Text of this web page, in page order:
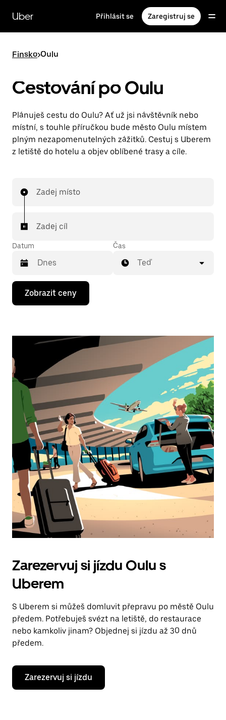
hlavní
obsah
Uber Přihlásit se Zaregistruj se
Finsko>Oulu
Cestování po Oulu
Plánuješ cestu do Oulu? Ať už jsi návštěvník nebo
místní, s touhle příručkou bude město Oulu místem
plným nezapomenutelných zážitků. Cestuj s Uberem
z letiště do hotelu a objev oblíbené trasy a cíle.
Zadej místo
Zadej cíl
Datum
Stisknutím
klávesy
se
kalendář
vybrat
datum.
Stisknutím
klávesy
Esc
zavřeš
kalendář.
Čas
Teď
Zobrazit ceny
Zarezervuj si jízdu Oulu s
Uberem
S Uberem si můžeš domluvit přepravu po městě Oulu
předem. Potřebuješ svézt na letiště, do restaurace
nebo kamkoliv jinam? Objednej si jízdu až 30 dnů
předem.
Zarezervuj si jízdu